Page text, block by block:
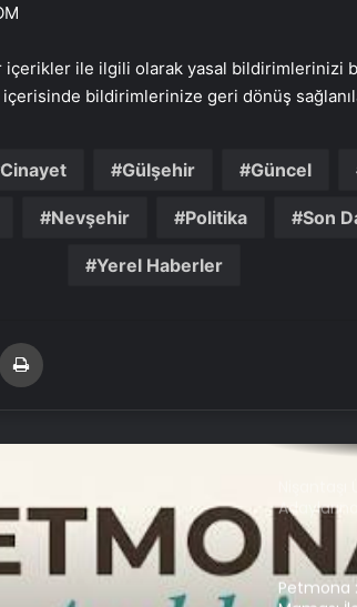
içerikler ile ilgili olarak yasal bildirimlerinizi
bildirimlerinize geri dönüş
Cinayet Gülşehir Güncel
Nevşehir Politika Son
Yerel Haberler
paylaş
Zihnin
Reklam
Ücret ve
Petmona :
Maması
Ürünleri